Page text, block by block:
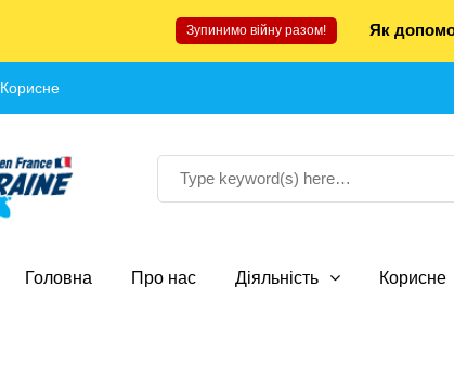
Зупинимо війну разом! Як
Корисне
Головна Про нас Діяльність Корисне